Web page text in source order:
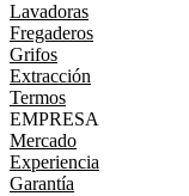
Lavadoras
Fregaderos
Grifos
Extracción
Termos
EMPRESA
Mercado
Experiencia
Garantía